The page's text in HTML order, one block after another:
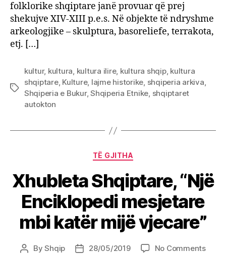
folklorike shqiptare janë provuar që prej
shekujve XIV-XIII p.e.s. Në objekte të ndryshme
arkeologjike – skulptura, basoreliefe, terrakota,
etj. […]
Tags
kultur, kultura, kultura ilire, kultura shqip, kultura
shqiptare, Kulture, lajme historike, shqiperia arkiva,
Shqiperia e Bukur,Shqiperia Etnike, shqiptaret
autokton
Categories
TË GJITHA
Xhubleta Shqiptare, “Një
Enciklopedi mesjetare
mbi katër mijë vjecare”
PostByShqip
Post28/05/2019 No Commentson